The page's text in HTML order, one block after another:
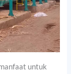
untuk